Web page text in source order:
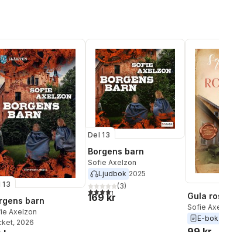
13
barn
Axelzon
, 2026
Del 13
Borgens barn
Sofie Axelzon
Ljudbok 2025
4,3utav 5 stjärnor. Totalt antal röster:
(3)
169 kr Gula
Sofie Axelzon
E-bok